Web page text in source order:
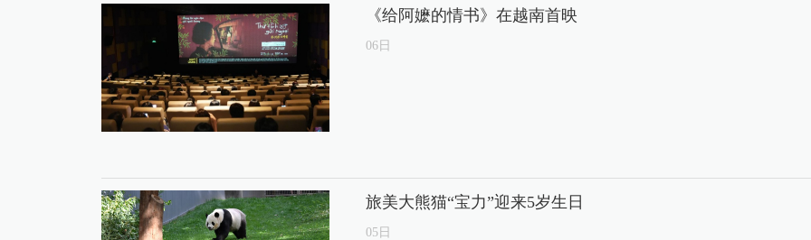
《给阿嬷的情书》在越南首映
06日
旅美大熊猫“宝力”迎来5岁生日
05日